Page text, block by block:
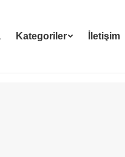
Kategoriler İletişim